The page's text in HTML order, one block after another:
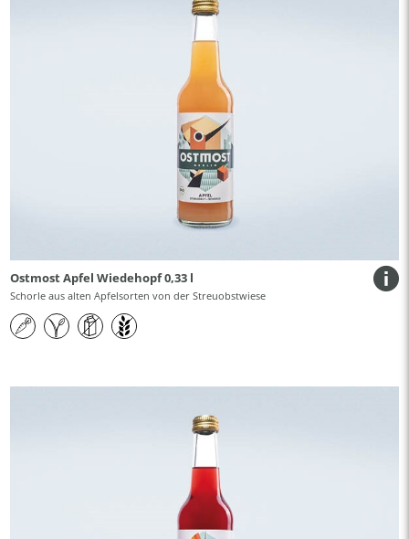
Ostmost Apfel Wiedehopf 0,33 l
Schorle aus alten Apfelsorten von der Streuobstwiese